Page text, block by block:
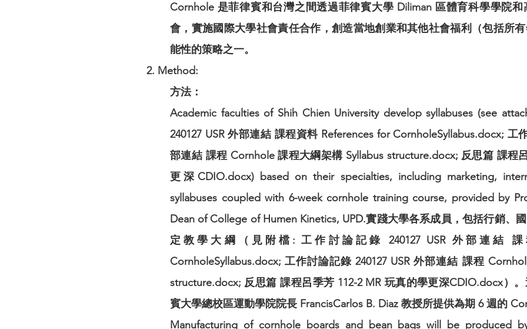
Cornhole 是菲律賓和台灣之間透過菲律賓大學 Diliman 區體育科學學院
會，實施國際大學社會責任合作，創造當地創業和其他社會福利（包括所
能性的策略之一。
2. Method:
方法：
Academic faculties of Shih Chien University develop syllabuses (see
240127 USR 外部連結 課程資料 References for CornholeSyllabus.docx; 工
部連結 課程 Cornhole 課程大綱架構 Syllabus structure.docx; 反思篇 課程
更深CDIO.docx) based on their specialties, including marketing,
syllabuses coupled with 6-week cornhole training course, provided by
Dean of College of Humen Kinetics, UPD.實踐大學各系成員，包括行銷、
定教學大綱（見附檔: 工作討論記錄 240127 USR 外部連結 課
CornholeSyllabus.docx; 工作討論記錄 240127 USR 外部連結 課程
structure.docx; 反思篇 課程呂季芳 112-2 MR 玩真的學更深CDIO.docx）
賓大學總校區運動學院院長 FrancisCarlos B. Diaz 教授所提供為期 6 週的
Manufacturing of cornhole boards and bean bags will be produced